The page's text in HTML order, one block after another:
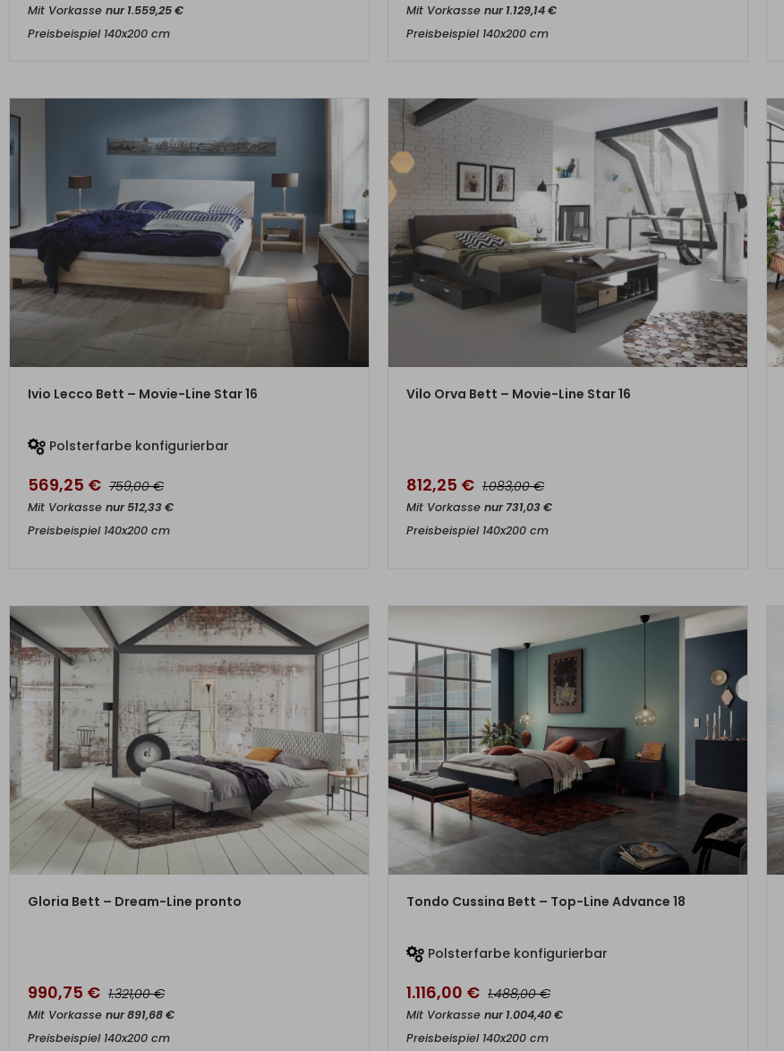
Mit Vorkasse nur1.559,25€
Preisbeispiel 140x200 cm
Mit Vorkasse nur1.129,14€
Preisbeispiel 140x200 cm
ZUM PRODUKT
Ivio Lecco Bett – Movie-Line Star 16
Polsterfarbe konfigurierbar
569,25 € 759,00€
Mit Vorkasse nur512,33€
Preisbeispiel 140x200 cm
ZUM PRODUKT
Vilo Orva Bett – Movie-Line Star 16
812,25 € 1.083,00€
Mit Vorkasse nur731,03€
Preisbeispiel 140x200 cm
ZUM PRODUKT
Gloria Bett – Dream-Line pronto
990,75 € 1.321,00€
Mit Vorkasse nur891,68€
Preisbeispiel 140x200 cm
ZUM PRODUKT
Tondo Cussina Bett – Top-Line Advance 18
Polsterfarbe konfigurierbar
1.116,00 € 1.488,00€
Mit Vorkasse nur1.004,40€
Preisbeispiel 140x200 cm